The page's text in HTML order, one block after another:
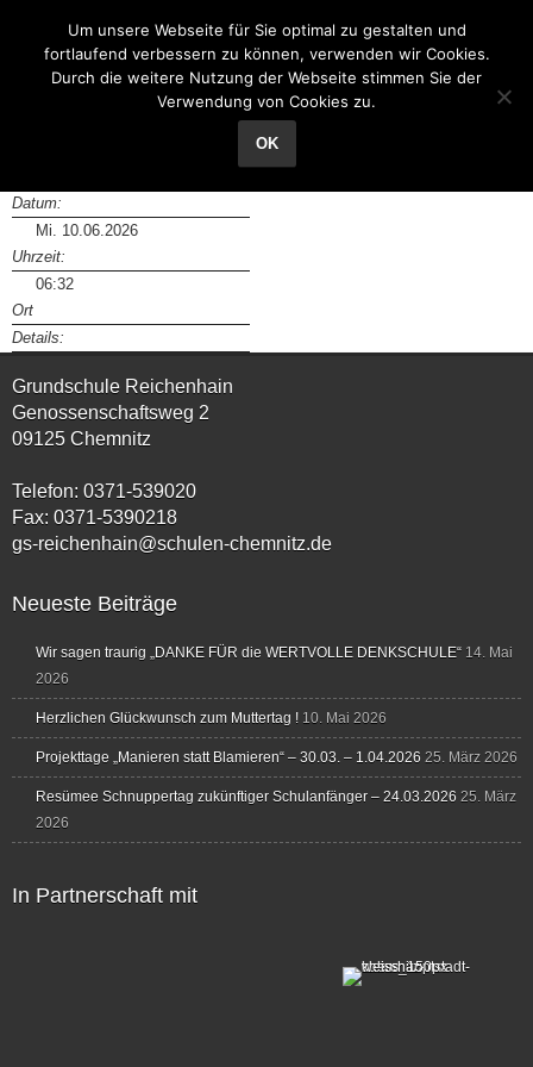
Lernstandserhebung Mathematik Klasse 2
Datum:
Mi. 10.06.2026
Uhrzeit:
06:32
Ort
Details:
Grundschule Reichenhain
Genossenschaftsweg 2
09125 Chemnitz
Telefon: 0371-539020
Fax: 0371-5390218
gs-reichenhain@schulen-chemnitz.de
Neueste Beiträge
Wir sagen traurig „DANKE FÜR die WERTVOLLE DENKSCHULE“ 14. Mai
2026
Herzlichen Glückwunsch zum Muttertag ! 10. Mai 2026
Projekttage „Manieren statt Blamieren“ – 30.03. – 1.04.2026 25. März 2026
Resümee Schnuppertag zukünftiger Schulanfänger – 24.03.2026 25. März
2026
In Partnerschaft mit
Grundschule Reichenhain
Um unsere Webseite für Sie optimal zu gestalten und
fortlaufend verbessern zu können, verwenden wir Cookies.
Durch die weitere Nutzung der Webseite stimmen Sie der
Verwendung von Cookies zu.
OK